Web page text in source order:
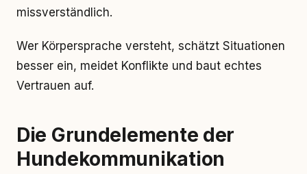
missverständlich.
Wer Körpersprache versteht, schätzt Situationen
besser ein, meidet Konflikte und baut echtes
Vertrauen auf.
Die Grundelemente der
Hundekommunikation